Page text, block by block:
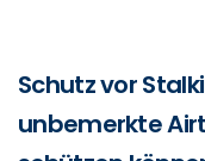
Schutz vor
unbemerkte